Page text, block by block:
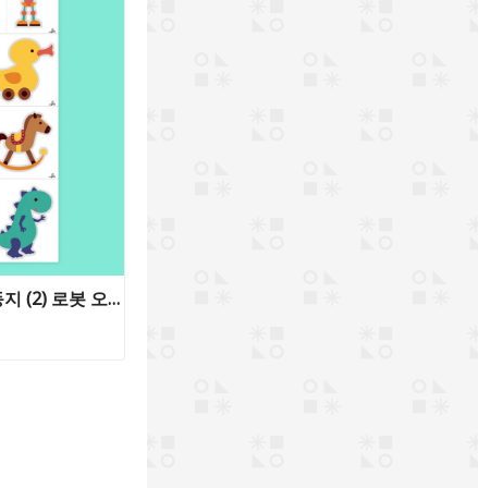
싹뚝 싹뚝 모양 오리기! 무료 활동지 (2) 로봇 오리 흔들목마 공룡 - 책상과 책장을 꾸며보자! ★차이의 놀이 무료 활동지 즉시 다운로드!